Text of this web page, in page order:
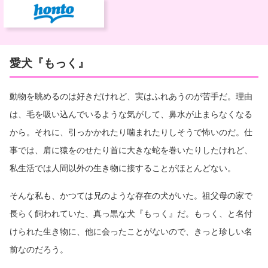
愛犬『もっく』
動物を眺めるのは好きだけれど、実はふれあうのが苦手だ。理由
は、毛を吸い込んでいるような気がして、鼻水が止まらなくなる
から。それに、引っかかれたり噛まれたりしそうで怖いのだ。仕
事では、肩に猿をのせたり首に大きな蛇を巻いたりしたけれど、
私生活では人間以外の生き物に接することがほとんどない。
そんな私も、かつては兄のような存在の犬がいた。祖父母の家で
長らく飼われていた、真っ黒な犬『もっく』だ。もっく、と名付
けられた生き物に、他に会ったことがないので、きっと珍しい名
前なのだろう。